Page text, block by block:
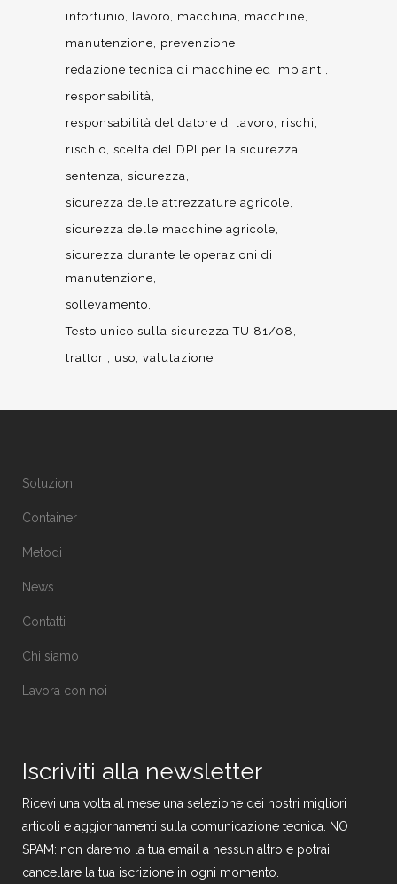
infortunio
lavoro macchina
macchine
manutenzione
prevenzione
redazione tecnica di macchine ed impianti
responsabilità
responsabilità del datore di lavoro
rischi
rischio scelta del DPI per la sicurezza
sentenza
sicurezza
sicurezza delle attrezzature agricole
sicurezza delle macchine agricole
sicurezza durante le operazioni di
manutenzione
sollevamento
Testo unico sulla sicurezza TU 81/08
trattori
uso valutazione
Soluzioni
Container
Metodi
News
Contatti
Chi siamo
Lavora con noi
Iscriviti alla newsletter
Ricevi una volta al mese una selezione dei nostri migliori
articoli e aggiornamenti sulla comunicazione tecnica. NO
SPAM: non daremo la tua email a nessun altro e potrai
cancellare la tua iscrizione in ogni momento.